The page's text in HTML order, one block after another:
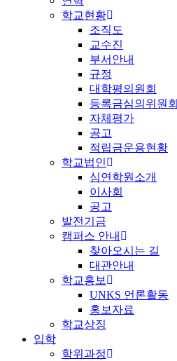
학교현황
조직도
교수진
부서안내
규정
대학평의원회
등록금심의위원회
자체평가
공고
적립금운용현황
학교법인
심연학원소개
이사회
공고
발전기금
캠퍼스 안내
찾아오시는 길
대관안내
학교홍보
UNKS 언론활동
홍보자료
학교상징
입학
학위과정